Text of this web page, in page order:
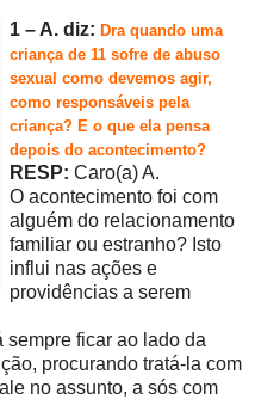
1 – A. diz: Dra quando uma
criança de 11 sofre de abuso
sexual como devemos agir,
como responsáveis pela
criança? E o que ela pensa
depois do acontecimento?
RESP: Caro(a) A.
O acontecimento foi com
alguém do relacionamento
familiar ou estranho? Isto
influi nas ações e
providências a serem
sempre ficar ao lado da
procurando tratá-la com
no assunto, a sós com